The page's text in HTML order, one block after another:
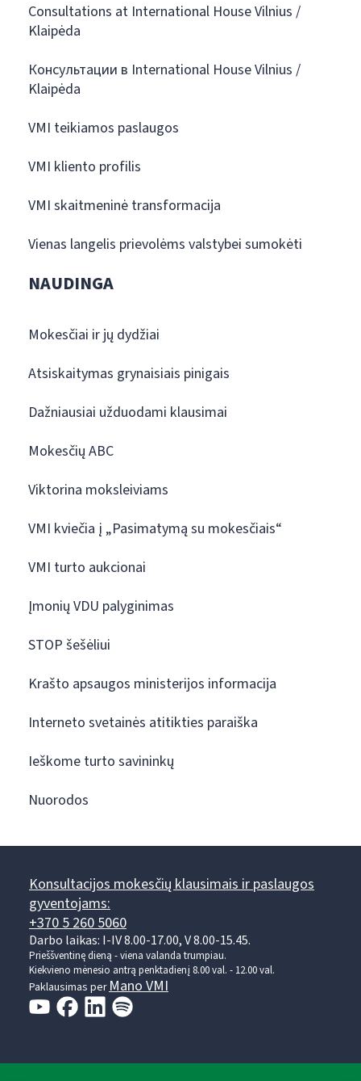
Consultations at International House Vilnius /
Klaipėda
Консультации в International House Vilnius /
Klaipėda
VMI teikiamos paslaugos
VMI kliento profilis
VMI skaitmeninė transformacija
Vienas langelis prievolėms valstybei sumokėti
NAUDINGA
Mokesčiai ir jų dydžiai
Atsiskaitymas grynaisiais pinigais
Dažniausiai užduodami klausimai
Mokesčių ABC
Viktorina moksleiviams
VMI kviečia į „Pasimatymą su mokesčiais“
VMI turto aukcionai
Įmonių VDU palyginimas
STOP šešėliui
Krašto apsaugos ministerijos informacija
Interneto svetainės atitikties paraiška
Ieškome turto savininkų
Nuorodos
Konsultacijos mokesčių klausimais ir paslaugos
gyventojams:
+370 5 260 5060
Darbo laikas: I-IV 8.00-17.00, V 8.00-15.45.
Prieššventinę dieną - viena valanda trumpiau.
Kiekvieno mėnesio antrą penktadienį 8.00 val. - 12.00 val.
Paklausimas per Mano VMI